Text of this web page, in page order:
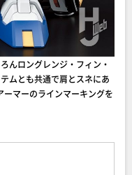
んロングレンジ・フィン・
ムとも共通で肩とスネにあ
マーのラインマーキングを